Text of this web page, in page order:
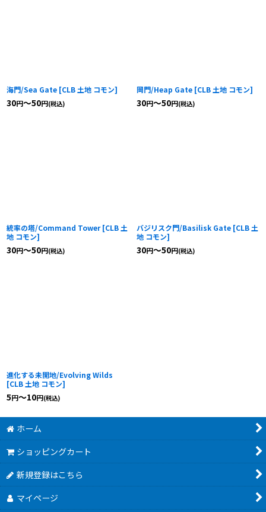
海門/Sea Gate [CLB 土地 コモン]
30円～50円(税込)
岡門/Heap Gate [CLB 土地 コモン]
30円～50円(税込)
統率の塔/Command Tower [CLB 土
地 コモン]
30円～50円(税込)
バジリスク門/Basilisk Gate [CLB 土
地 コモン]
30円～50円(税込)
進化する未開地/Evolving Wilds
[CLB 土地 コモン]
5円～10円(税込)
ホーム
ショッピングカート
新規登録はこちら
マイページ